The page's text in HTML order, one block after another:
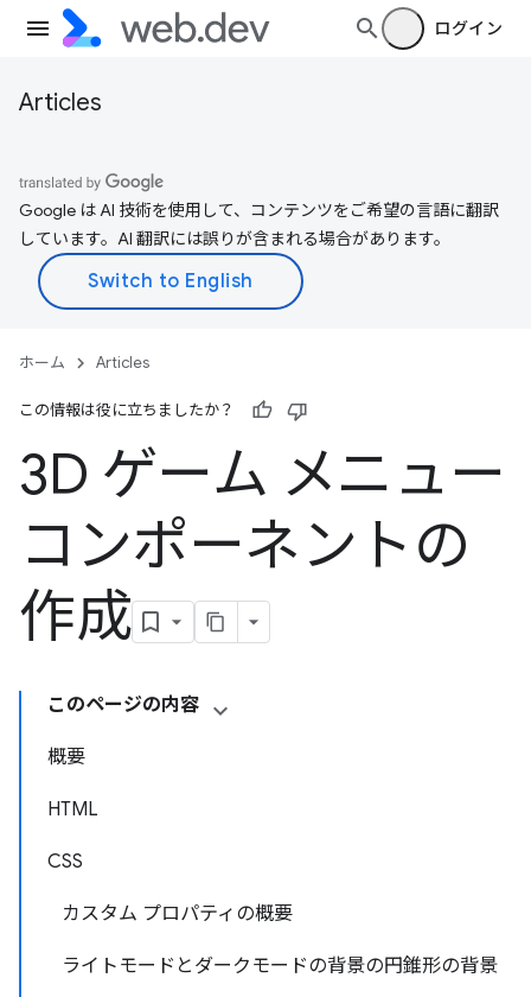
ログイン
Articles
Google は AI 技術を使用して、コンテンツをご希望の言語に翻訳
しています。AI 翻訳には誤りが含まれる場合があります。
ホーム Articles
この情報は役に立ちましたか？
3D ゲーム メニュー
コンポーネントの
作成
このページの内容
概要
HTML
CSS
カスタム プロパティの概要
ライトモードとダークモードの背景の円錐形の背景